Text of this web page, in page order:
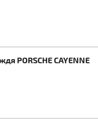
PORSCHE CAYENNE